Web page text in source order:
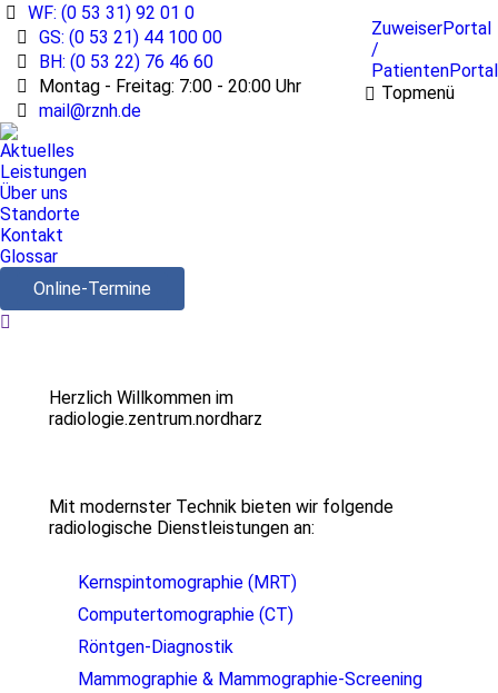
WF: (0 53 31) 92 01 0
GS: (0 53 21) 44 100 00
BH: (0 53 22) 76 46 60
Montag - Freitag: 7:00 - 20:00 Uhr
mail@rznh.de
ZuweiserPortal
/
PatientenPortal
Topmenü
Aktuelles
Leistungen
Über uns
Standorte
Kontakt
Glossar
Online-Termine
Search:
Herzlich Willkommen im
radiologie.zentrum.nordharz
Mit modernster Technik bieten wir folgende
radiologische Dienstleistungen an:
Kernspintomographie (MRT)
Computertomographie (CT)
Röntgen-Diagnostik
Mammographie & Mammographie-Screening